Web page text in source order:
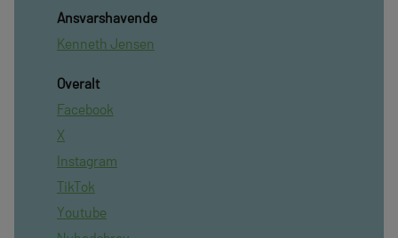
Ansvarshavende
Kenneth Jensen
Overalt
Facebook
X
Instagram
TikTok
Youtube